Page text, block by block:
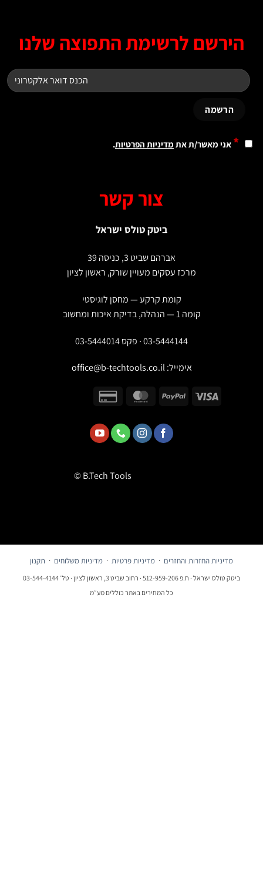
לרשימת התפוצה שלנו
אני מאשר/ת אתמדיניות הפרטיות.
צור קשר
ביטק טולס ישראל
אברהם שביט 3, כניסה 39
מרכז עסקים מעויין שורק, ראשון לציון
קומת קרקע — מחסן לוגיסטי
03-5444144 · פקס 03-5444014
אימייל:office@b-techtools.co.il
© B.Tech Tools
מדיניות החזרות והחזרים ·מדיניות פרטיות·מדיניות משלוחים·תקנון
ביטק טולס ישראל · ח.פ 512-959-206 · רחוב שביט 3, ראשון לציון · טל׳ 03-544-4144
כל המחירים באתר כוללים מע״מ